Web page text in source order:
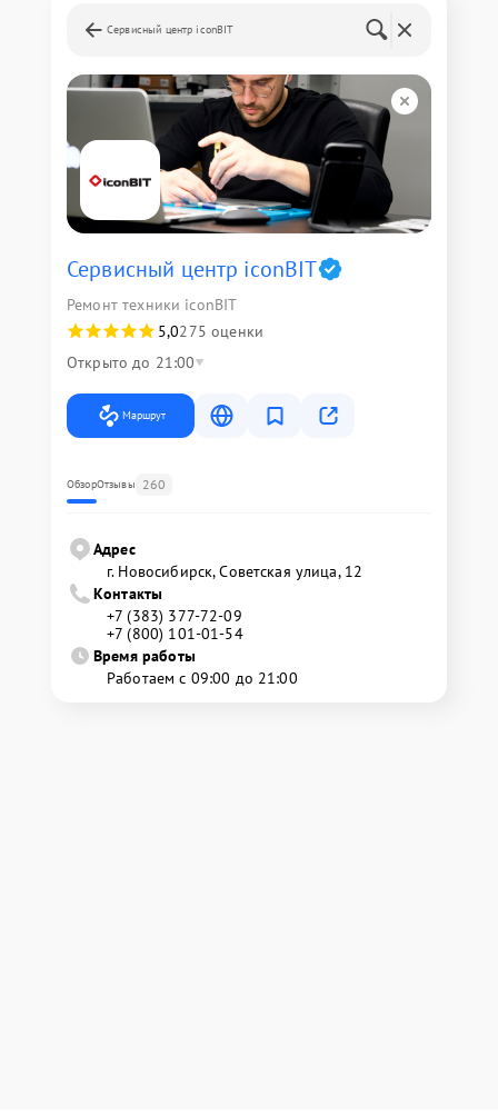
Сервисный центр iconBIT
Сервисный центр iconBIT
Ремонт техники iconBIT
5,0275 оценки
Открыто до 21:00
Маршрут
ОбзорОтзывы 260
Адрес
г. Новосибирск, Советская улица, 12
Контакты
+7 (383) 377-72-09
+7 (800) 101-01-54
Время работы
Работаем с 09:00 до 21:00